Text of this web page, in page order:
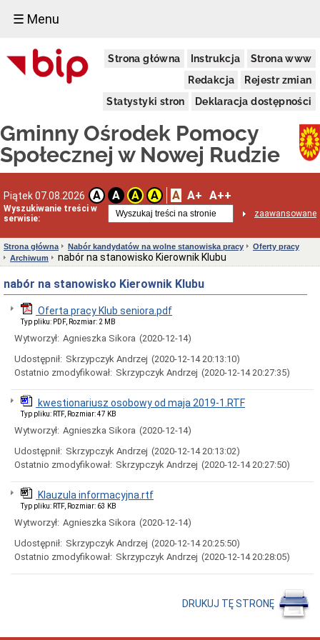
☰ Menu
Strona główna Instrukcja
Strona www
Redakcja
Rejestr zmian
Statystyki stron
Deklaracja dostępności
Gminny Ośrodek Pomocy
Społecznej w Nowej Rudzie
Piątek 07.08.2026 A A A A A A+ A++
Wyszukiwanie treści w
serwisie:
zaawansowane
Informacje
ogólne
Dane
urzędowania
Rejonizacja
Status
prawny
Zasady
funkcjonowania
Zakres
działalności
i
kompetencje
GOPS
Kontrole
Mapa
strony
Raport
stanie
dostępności
Sprawozdania
finansowe
Sprawozdanie
za
rok
Sprawozdanie
finansowe
za
rok
2024
Sprawozdanie
Strona główna Nabór kandydatów na wolne stanowiska pracy
Oferty pracy
Archiwum
nabór na stanowisko Kierownik Klubu
nabór na stanowisko Kierownik Klubu
Oferta pracy Klub seniora.pdf
Typ pliku: PDF, Rozmiar: 2 MB
Wytworzył: Agnieszka Sikora (2020-12-14)
Udostępnił: Skrzypczyk Andrzej (2020-12-14 20:13:10)
Ostatnio zmodyfikował: Skrzypczyk Andrzej (2020-12-14 20:27:35)
kwestionariusz osobowy od maja 2019-1.RTF
Typ pliku: RTF, Rozmiar: 47 KB
Wytworzył: Agnieszka Sikora (2020-12-14)
Udostępnił: Skrzypczyk Andrzej (2020-12-14 20:13:02)
Ostatnio zmodyfikował: Skrzypczyk Andrzej (2020-12-14 20:27:50)
Klauzula informacyjna.rtf
Typ pliku: RTF, Rozmiar: 63 KB
Wytworzył: Agnieszka Sikora (2020-12-14)
Udostępnił: Skrzypczyk Andrzej (2020-12-14 20:25:50)
Ostatnio zmodyfikował: Skrzypczyk Andrzej (2020-12-14 20:28:05)
DRUKUJ TĘ STRONĘ